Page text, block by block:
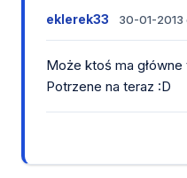
eklerek33 30-01-2013
Może ktoś ma główne
Potrzene na teraz :D